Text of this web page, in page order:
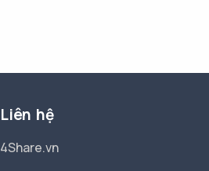
Liên hệ
4Share.vn